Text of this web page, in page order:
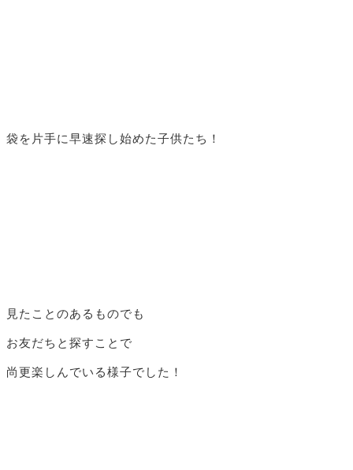
袋を片手に早速探し始めた子供たち！
見たことのあるものでも
お友だちと探すことで
尚更楽しんでいる様子でした！